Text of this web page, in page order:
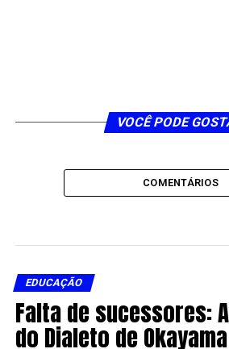
VOCÊ PODE
COMENTÁRIOS
EDUCAÇÃO
Falta de sucessores:
do Dialeto de